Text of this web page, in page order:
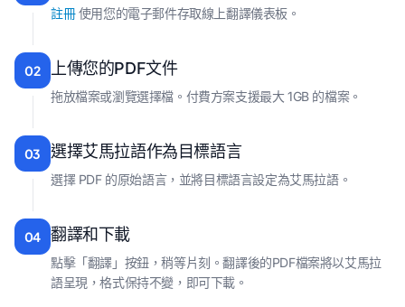
註冊使用您的電子郵件存取線上翻譯儀表板。
02 上傳您的PDF文件
拖放檔案或瀏覽選擇檔。付費方案支援最大 1GB 的檔案。
03 選擇艾馬拉語作為目標語言
選擇 PDF 的原始語言，並將目標語言設定為艾馬拉語。
04 翻譯和下載
點擊「翻譯」按鈕，稍等片刻。翻譯後的PDF檔案將以艾馬拉
語呈現，格式保持不變，即可下載。